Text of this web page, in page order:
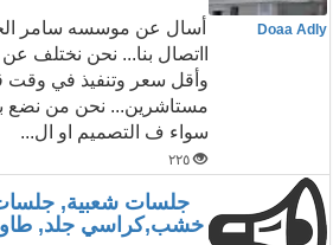
Doaa Adly
أسال عن موسسه سامر
ااتصال بنا... نحن نختلف
وأقل سعر وتنفيذ في وقت
مستاشرين... نحن من نضع
سواء ف التصميم او ال...
٢٢٥
جلسات شعبية,
خشب,كراسي جلد,